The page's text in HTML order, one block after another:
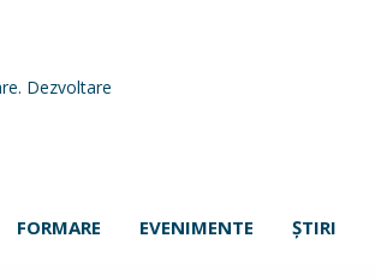
Dezvoltare
FORMARE EVENIMENTE ŞTIRI